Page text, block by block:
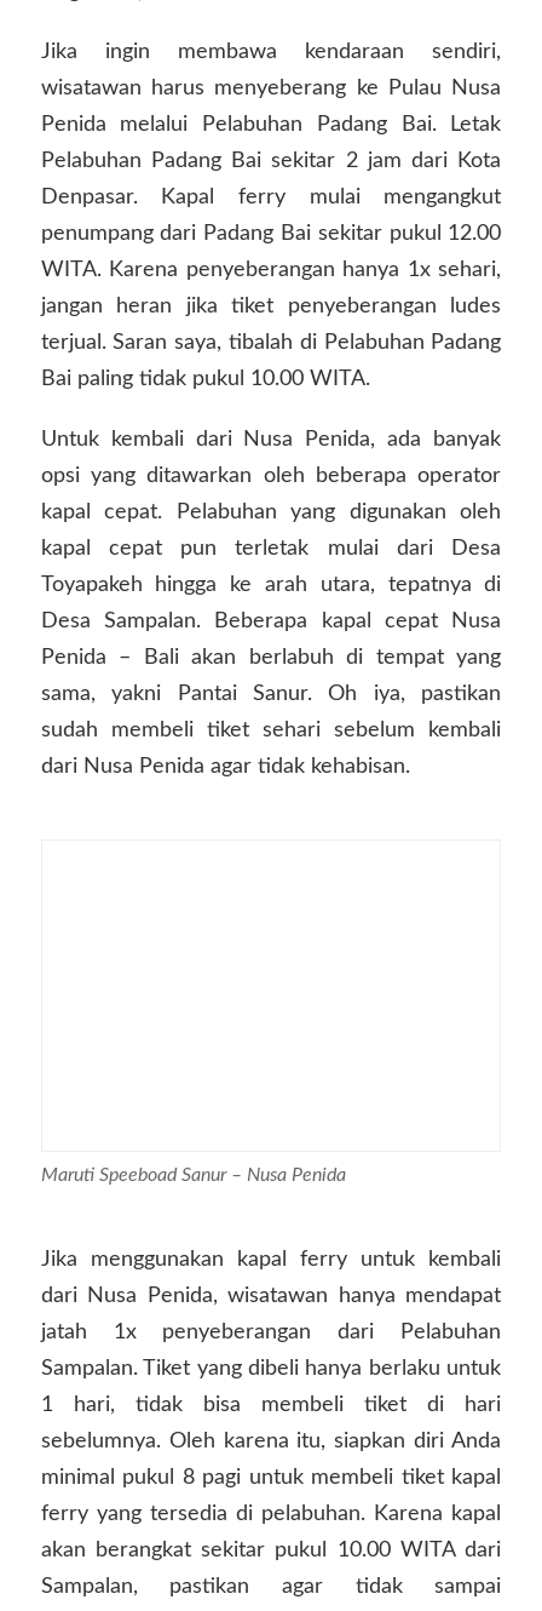
Jika ingin membawa kendaraan sendiri,
wisatawan harus menyeberang ke Pulau Nusa
Penida melalui Pelabuhan Padang Bai. Letak
Pelabuhan Padang Bai sekitar 2 jam dari Kota
Denpasar. Kapal ferry mulai mengangkut
penumpang dari Padang Bai sekitar pukul 12.00
WITA. Karena penyeberangan hanya 1x sehari,
jangan heran jika tiket penyeberangan ludes
terjual. Saran saya, tibalah di Pelabuhan Padang
Bai paling tidak pukul 10.00 WITA.
Untuk kembali dari Nusa Penida, ada banyak
opsi yang ditawarkan oleh beberapa operator
kapal cepat. Pelabuhan yang digunakan oleh
kapal cepat pun terletak mulai dari Desa
Toyapakeh hingga ke arah utara, tepatnya di
Desa Sampalan. Beberapa kapal cepat Nusa
Penida – Bali akan berlabuh di tempat yang
sama, yakni Pantai Sanur. Oh iya, pastikan
sudah membeli tiket sehari sebelum kembali
dari Nusa Penida agar tidak kehabisan.
Maruti Speeboad Sanur – Nusa Penida
Jika menggunakan kapal ferry untuk kembali
dari Nusa Penida, wisatawan hanya mendapat
jatah 1x penyeberangan dari Pelabuhan
Sampalan. Tiket yang dibeli hanya berlaku untuk
1 hari, tidak bisa membeli tiket di hari
sebelumnya. Oleh karena itu, siapkan diri Anda
minimal pukul 8 pagi untuk membeli tiket kapal
ferry yang tersedia di pelabuhan. Karena kapal
akan berangkat sekitar pukul 10.00 WITA dari
Sampalan, pastikan agar tidak sampai